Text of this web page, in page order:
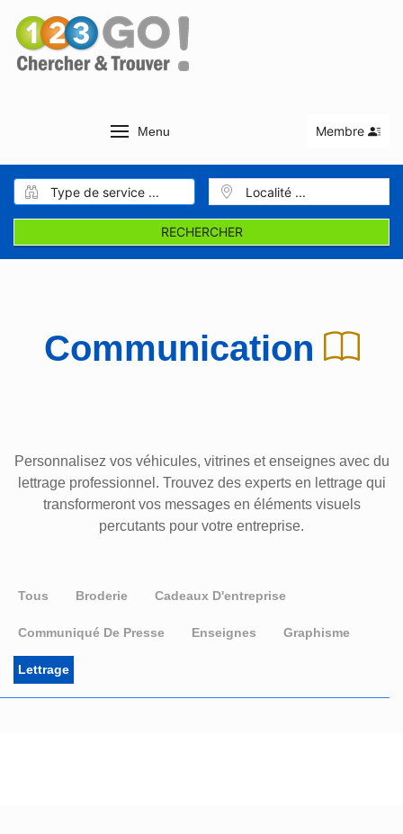
Menu Membre
RECHERCHER
Communication
Personnalisez vos véhicules, vitrines et enseignes avec du
lettrage professionnel. Trouvez des experts en lettrage qui
transformeront vos messages en éléments visuels
percutants pour votre entreprise.
Tous Broderie Cadeaux D'entreprise
Communiqué De Presse Enseignes Graphisme
Lettrage